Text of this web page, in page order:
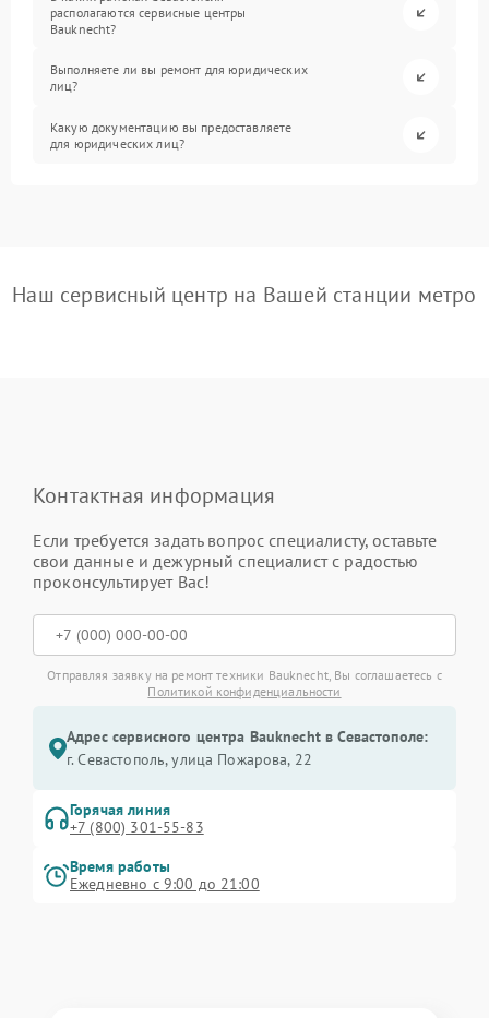
располагаются сервисные центры
Bauknecht?
Выполняете ли вы ремонт для юридических
лиц?
Какую документацию вы предоставляете
для юридических лиц?
Наш сервисный центр на Вашей станции метро
Контактная информация
Если требуется задать вопрос специалисту, оставьте
свои данные и дежурный специалист с радостью
проконсультирует Вас!
Отправляя заявку на ремонт техники Bauknecht, Вы соглашаетесь с
Политикой конфиденциальности
Адрес сервисного центра Bauknecht в Севастополе:
г. Севастополь, улица Пожарова, 22
Горячая линия
+7 (800) 301-55-83
Время работы
Ежедневно с 9:00 до 21:00